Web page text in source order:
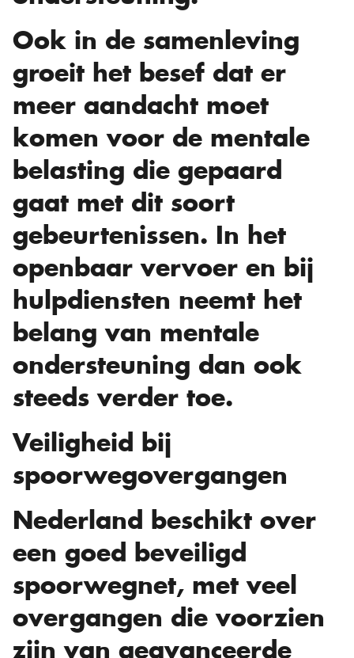
Ook in de samenleving
groeit het besef dat er
meer aandacht moet
komen voor de mentale
belasting die gepaard
gaat met dit soort
gebeurtenissen. In het
openbaar vervoer en bij
hulpdiensten neemt het
belang van mentale
ondersteuning dan ook
steeds verder toe.
Veiligheid bij
spoorwegovergangen
Nederland beschikt over
een goed beveiligd
spoorwegnet, met veel
overgangen die voorzien
zijn van geavanceerde